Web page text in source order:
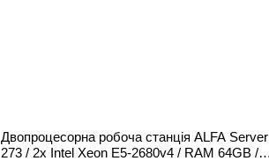
Двопроцесорна робоча станція ALFA Server
273 / 2x Intel Xeon E5-2680v4 / RAM 64GB /